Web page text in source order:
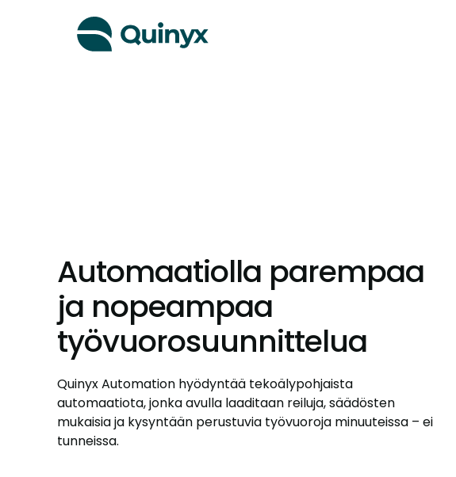
Automaatiolla parempaa
ja nopeampaa
työvuorosuunnittelua
Quinyx Automation hyödyntää tekoälypohjaista
automaatiota, jonka avulla laaditaan reiluja, säädösten
mukaisia ja kysyntään perustuvia työvuoroja minuuteissa – ei
tunneissa.